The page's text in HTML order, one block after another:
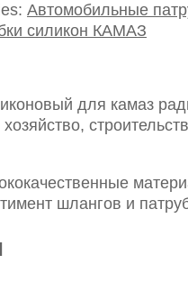
Автомобильные
силикон КАМАЗ
для камаз
шлангов и